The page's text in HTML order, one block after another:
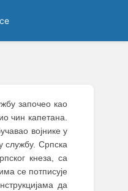
започео као
чин капетана.
војнике у
службу. Српска
кнеза, са
се потписује
да